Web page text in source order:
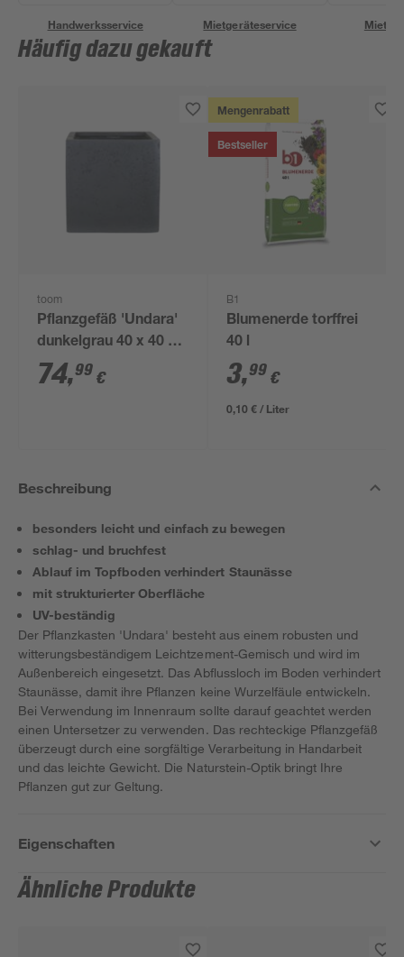
Handwerksservice Mietgeräteservice
Häufig dazu gekauft
toom
Pflanzgefäß 'Undara'
dunkelgrau 40 x 40 x
40 cm
74,99 €
Mengenrabatt
Bestseller
B1
Blumenerde torffrei
40 l
3,99 €
0,10 € / Liter
Beschreibung
besonders leicht und einfach zu bewegen
schlag- und bruchfest
Ablauf im Topfboden verhindert Staunässe
mit strukturierter Oberfläche
UV-beständig
Der Pflanzkasten 'Undara' besteht aus einem robusten und
witterungsbeständigem Leichtzement-Gemisch und wird im
Außenbereich eingesetzt. Das Abflussloch im Boden verhindert
Staunässe, damit ihre Pflanzen keine Wurzelfäule entwickeln.
Bei Verwendung im Innenraum sollte darauf geachtet werden
einen Untersetzer zu verwenden. Das rechteckige Pflanzgefäß
überzeugt durch eine sorgfältige Verarbeitung in Handarbeit
und das leichte Gewicht. Die Naturstein-Optik bringt Ihre
Pflanzen gut zur Geltung.
Eigenschaften
Ähnliche Produkte